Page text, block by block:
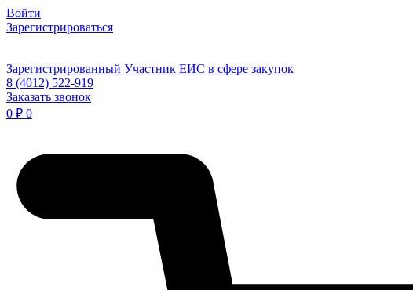
Войти
Зарегистрироваться
Зарегистрированный Участник ЕИС в сфере закупок
8 (4012) 522-919
Заказать звонок
0 ₽ 0